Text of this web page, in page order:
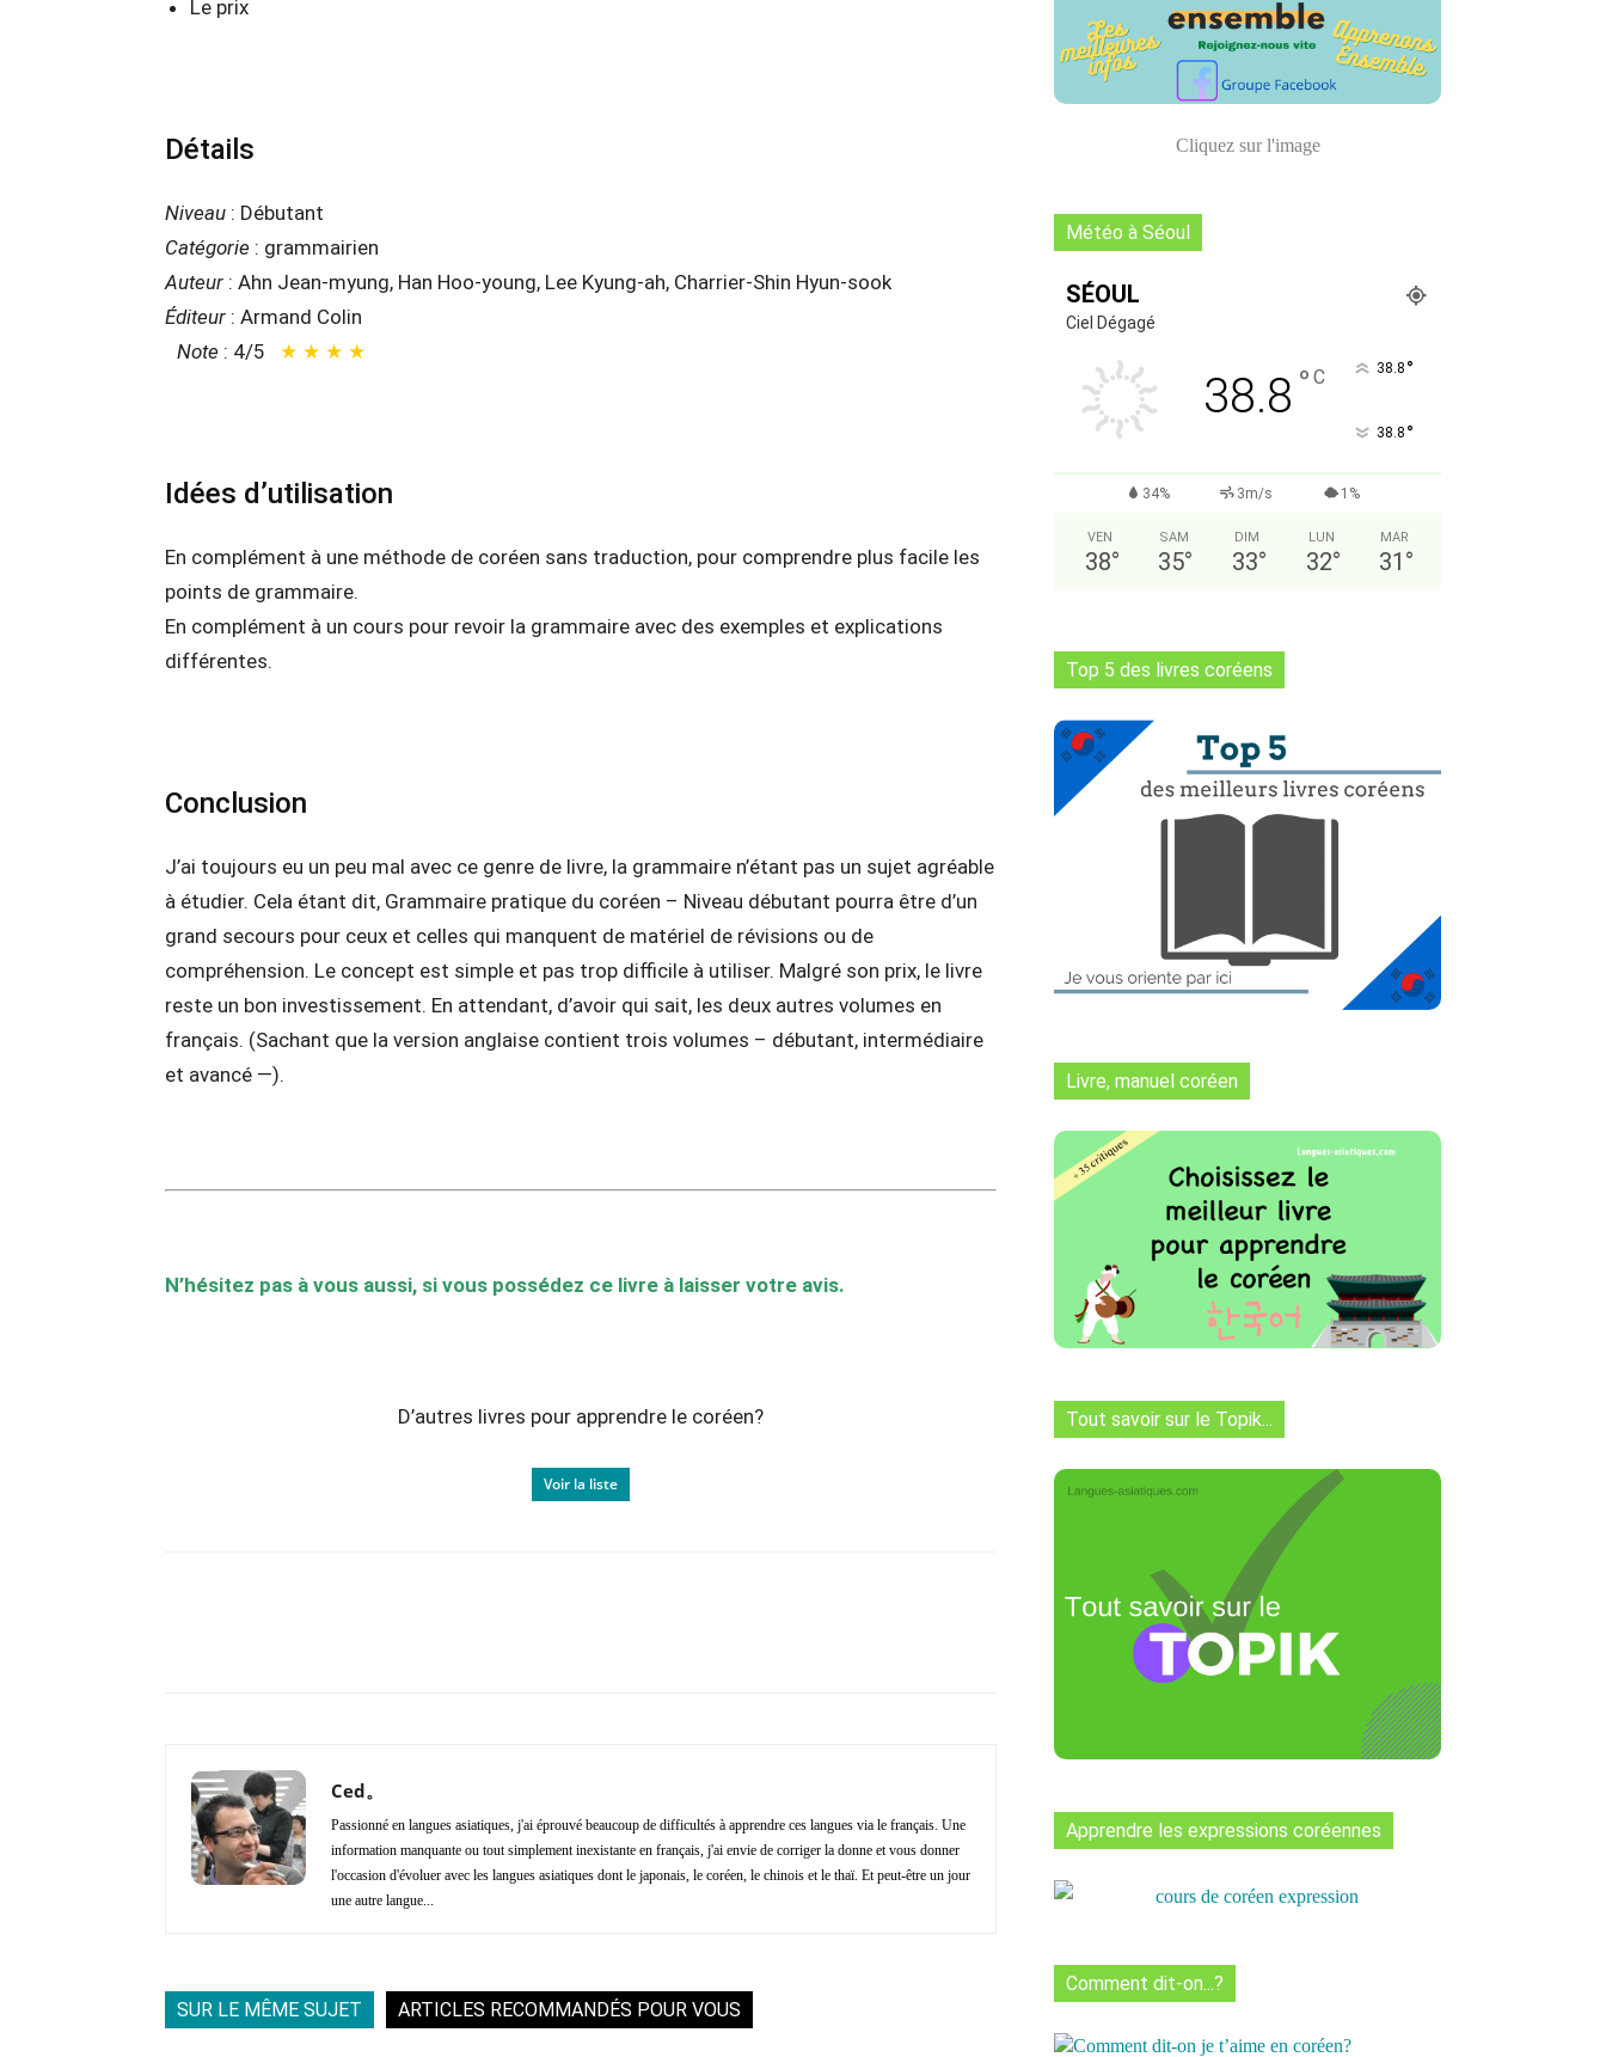
Le prix
Détails
Niveau : Débutant
Catégorie : grammairien
Auteur : Ahn Jean-myung, Han Hoo-young, Lee Kyung-ah, Charrier-Shin Hyun-sook
Éditeur : Armand Colin
Note : 4/5 ★ ★ ★ ★
Idées d’utilisation
En complément à une méthode de coréen sans traduction, pour comprendre plus facile les
points de grammaire.
En complément à un cours pour revoir la grammaire avec des exemples et explications
différentes.
Conclusion
J’ai toujours eu un peu mal avec ce genre de livre, la grammaire n’étant pas un sujet agréable
à étudier. Cela étant dit, Grammaire pratique du coréen – Niveau débutant pourra être d’un
grand secours pour ceux et celles qui manquent de matériel de révisions ou de
compréhension. Le concept est simple et pas trop difficile à utiliser. Malgré son prix, le livre
reste un bon investissement. En attendant, d’avoir qui sait, les deux autres volumes en
français. (Sachant que la version anglaise contient trois volumes – débutant, intermédiaire
et avancé —).
N’hésitez pas à vous aussi, si vous possédez ce livre à laisser votre avis.
D’autres livres pour apprendre le coréen?
Voir la liste
Naver Tumblr
Ced。
Passionné en langues asiatiques, j'ai éprouvé beaucoup de difficultés à apprendre ces langues via le français. Une
information manquante ou tout simplement inexistante en français, j'ai envie de corriger la donne et vous donner
l'occasion d'évoluer avec les langues asiatiques dont le japonais, le coréen, le chinois et le thaï. Et peut-être un jour
une autre langue...
SUR LE MÊME SUJET ARTICLES RECOMMANDÉS POUR VOUS
Cliquez sur l'image
Météo à Séoul
SÉOUL
Ciel Dégagé
38.8 ° C 38.8 °
38.8 °
34% 3m/s 1%
VEN
38°
SAM
35°
DIM
33°
LUN
32°
MAR
31 °
Top 5 des livres coréens
Livre, manuel coréen
Tout savoir sur le Topik...
Apprendre les expressions coréennes
Comment dit-on...?